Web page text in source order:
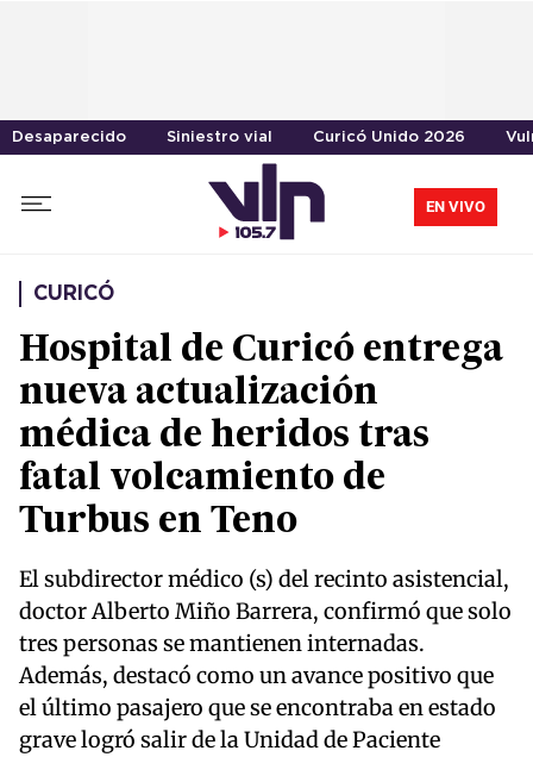
Desaparecido Siniestro vial Curicó Unido 2026
EN VIVO
CURICÓ
Hospital de Curicó entrega
nueva actualización
médica de heridos tras
fatal volcamiento de
Turbus en Teno
El subdirector médico (s) del recinto asistencial,
doctor Alberto Miño Barrera, confirmó que solo
tres personas se mantienen internadas.
Además, destacó como un avance positivo que
el último pasajero que se encontraba en estado
grave logró salir de la Unidad de Paciente